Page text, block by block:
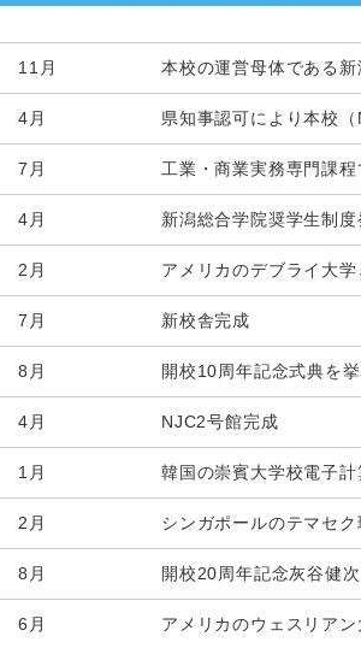
11月 本校の運営母体である
4月 県知事認可により本校
7月 工業・商業実務専門課
4月 新潟総合学院奨学生制度
2月 アメリカのデブライ大
7月 新校舎完成
8月 開校10周年記念式典を
4月 NJC2号館完成
1月 韓国の崇賓大学校電子
2月 シンガポールのテマセ
8月 開校20周年記念灰谷健
6月 アメリカのウェスリア